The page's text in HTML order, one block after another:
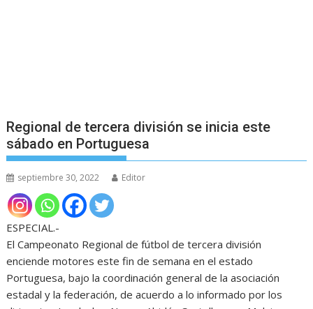
Regional de tercera división se inicia este
sábado en Portuguesa
septiembre 30, 2022 Editor
ESPECIAL.-
El Campeonato Regional de fútbol de tercera división
enciende motores este fin de semana en el estado
Portuguesa, bajo la coordinación general de la asociación
estadal y la federación, de acuerdo a lo informado por los